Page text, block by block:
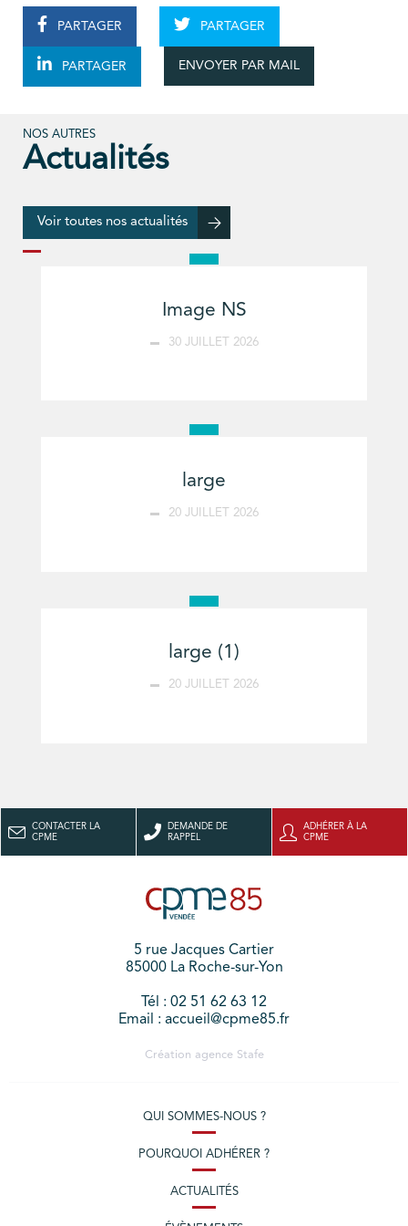
PARTAGER PARTAGER
PARTAGER ENVOYER PAR MAIL
NOS AUTRES
Actualités
Voir toutes nos actualités
Image NS
30 JUILLET 2026
large
20 JUILLET 2026
large (1)
20 JUILLET 2026
CONTACTER LA
CPME
DEMANDE DE
RAPPEL
ADHÉRER À LA
CPME
5 rue Jacques Cartier
85000 La Roche-sur-Yon
Tél : 02 51 62 63 12
Email : accueil@cpme85.fr
Création agence Stafe
QUI SOMMES-NOUS ?
POURQUOI ADHÉRER ?
ACTUALITÉS